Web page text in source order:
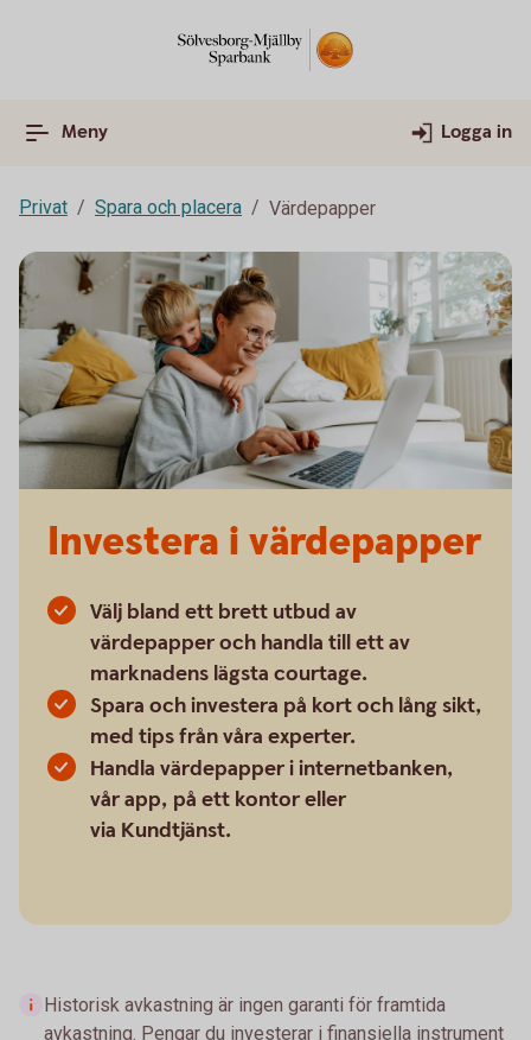
Meny Logga in
Privat Spara och placera Värdepapper
Investera i värdepapper
Välj bland ett brett utbud av
värdepapper och handla till ett av
marknadens lägsta courtage.
Spara och investera på kort och lång sikt,
med tips från våra experter.
Handla värdepapper i internetbanken,
vår app, på ett kontor eller
via Kundtjänst.
Historisk avkastning är ingen garanti för framtida
avkastning. Pengar du investerar i finansiella instrument